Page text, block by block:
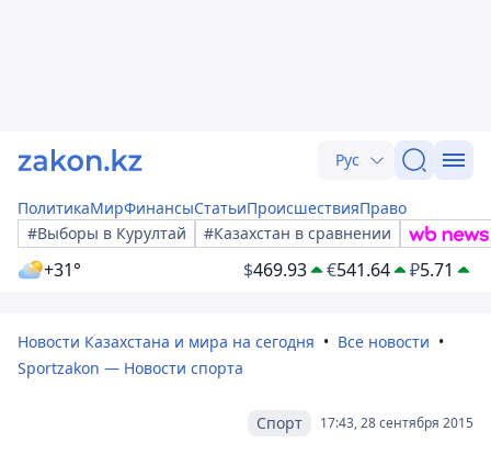
Рус
ПолитикаМирФинансыСтатьиПроисшествияПраво
#Выборы в Курултай
#Казахстан в сравнении
+31° $469.93 €541.64 ₽5.71
Новости Казахстана и мира на сегодня
Все новости
Sportzakon — Новости спорта
17:43, 28 сентября 2015
Спорт